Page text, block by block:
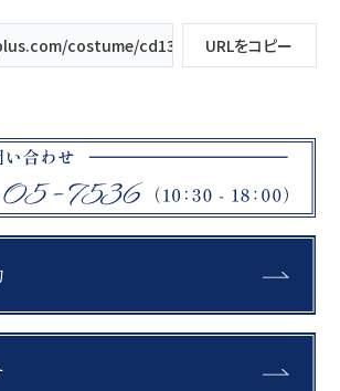
costume/cd1339t/ URLをコピー